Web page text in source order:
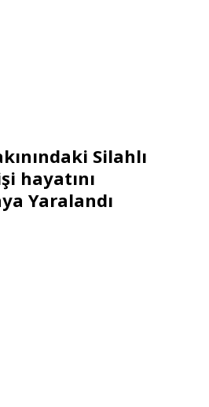
Silahlı
hayatını
Yaralandı